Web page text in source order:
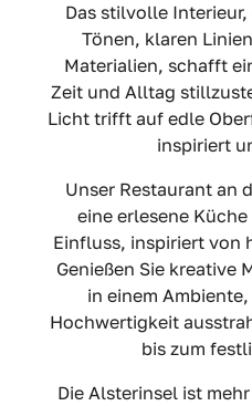
Das stilvolle
Tönen, klaren
Materialien, schafft
Zeit und Alltag
Licht trifft auf edle
inspiriert
Unser Restaurant an
eine erlesene
Einfluss, inspiriert von
Genießen Sie kreative
in einem
Hochwertigkeit
bis zum
Die Alsterinsel ist